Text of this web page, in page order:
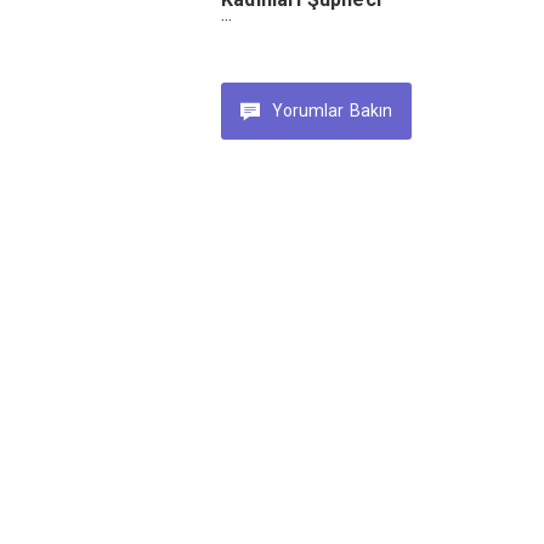
Yapıyor
Yorumlar Bakın